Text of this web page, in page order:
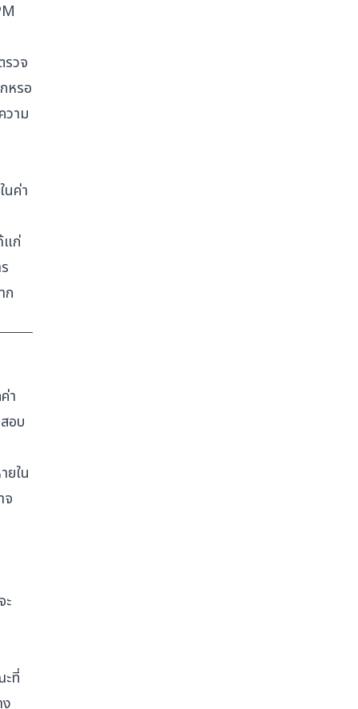
วจ
หรอ
วาม
นค่า
แก่
ก
า
อบ
ยใน
จ
ที่